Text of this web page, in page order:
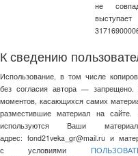
не
К сведению
Использование, в том числе
без согласия автора —
моментов, касающихся самих
разместившие материал на
используются Ваши
адрес: fond21veka_gr@mail.ru и
с условиями